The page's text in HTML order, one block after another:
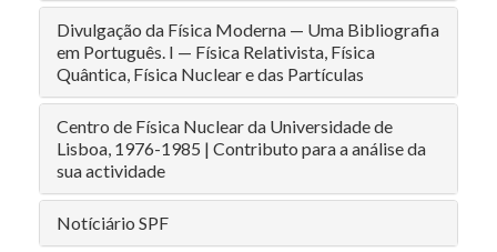
Divulgação da Física Moderna — Uma Bibliografia
em Português. I — Física Relativista, Física
Quântica, Física Nuclear e das Partículas
Centro de Física Nuclear da Universidade de
Lisboa, 1976-1985 | Contributo para a análise da
sua actividade
Notíciário SPF